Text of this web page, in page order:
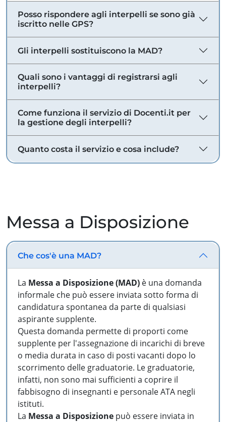
Posso rispondere agli interpelli se sono già
iscritto nelle GPS?
Gli interpelli sostituiscono la MAD?
Quali sono i vantaggi di registrarsi agli
interpelli?
Come funziona il servizio di Docenti.it per
la gestione degli interpelli?
Quanto costa il servizio e cosa include?
Messa a Disposizione
Che cos'è una MAD?
La Messa a Disposizione (MAD) è una domanda
informale che può essere inviata sotto forma di
candidatura spontanea da parte di qualsiasi
aspirante supplente.
Questa domanda permette di proporti come
supplente per l'assegnazione di incarichi di breve
o media durata in caso di posti vacanti dopo lo
scorrimento delle graduatorie. Le graduatorie,
infatti, non sono mai sufficienti a coprire il
fabbisogno di insegnanti e personale ATA negli
istituti.
La Messa a Disposizione può essere inviata in